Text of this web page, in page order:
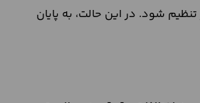
شود. در این حالت، به پایان